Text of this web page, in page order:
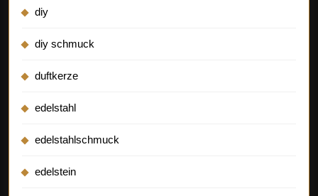
diy
diy schmuck
duftkerze
edelstahl
edelstahlschmuck
edelstein